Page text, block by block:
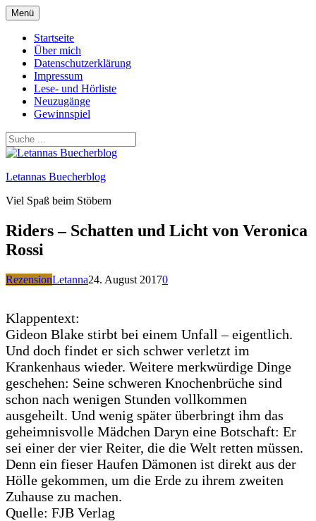
Zum
Inhalt
springen
Menü
Startseite
Über mich
Datenschutzerklärung
Impressum
Lese- und Hörliste
Neuzugänge
Gewinnspiel
Letannas Buecherblog
Viel Spaß beim Stöbern
Riders – Schatten und Licht von Veronica
Rossi
RezensionLetanna24. August 20170
Klappentext:
Gideon Blake stirbt bei einem Unfall – eigentlich.
Und doch findet er sich schwer verletzt im
Krankenhaus wieder. Weitere merkwürdige Dinge
geschehen: Seine schweren Knochenbrüche sind
schon nach wenigen Stunden vollkommen
ausgeheilt. Und wenig später überbringt ihm das
geheimnisvolle Mädchen Daryn eine Botschaft: Er
sei einer der vier Reiter, die die Welt retten müssen.
Denn ein fieser Haufen Dämonen ist direkt aus der
Hölle gekommen, um die Erde zu ihrem zweiten
Zuhause zu machen.
Quelle: FJB Verlag